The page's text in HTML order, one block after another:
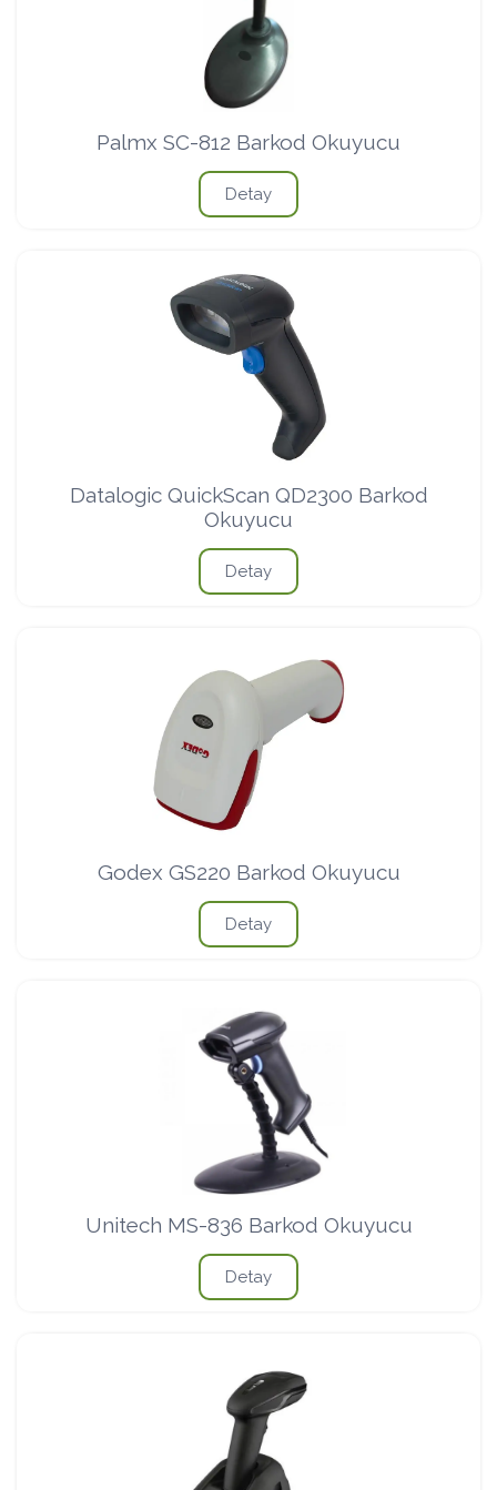
Palmx SC-812 Barkod Okuyucu
Detay
Datalogic QuickScan QD2300 Barkod
Okuyucu
Detay
Godex GS220 Barkod Okuyucu
Detay
Unitech MS-836 Barkod Okuyucu
Detay